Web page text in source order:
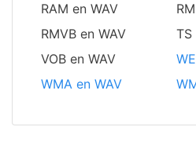
RAM en WAV
RMVB en WAV
TS
VOB en WAV
WMA en WAV